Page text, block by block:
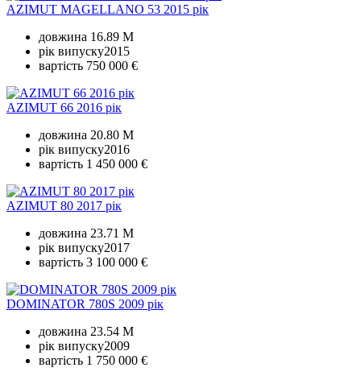
AZIMUT MAGELLANO 53 2015 рік
довжина 16.89 M
рік випуску2015
вартість 750 000 €
AZIMUT 66 2016 рік
довжина 20.80 M
рік випуску2016
вартість 1 450 000 €
AZIMUT 80 2017 рік
довжина 23.71 M
рік випуску2017
вартість 3 100 000 €
DOMINATOR 780S 2009 рік
довжина 23.54 M
рік випуску2009
вартість 1 750 000 €